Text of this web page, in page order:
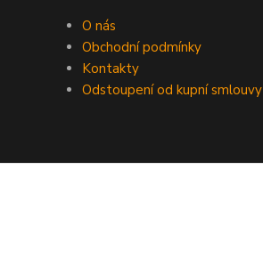
O nás
Obchodní podmínky
Kontakty
Odstoupení od kupní smlouvy